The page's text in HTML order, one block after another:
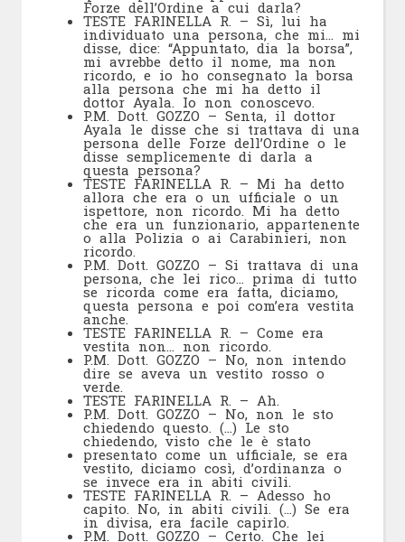
Forze dell’Ordine a cui darla?
TESTE FARINELLA R. – Sì, lui ha
individuato una persona, che mi… mi
disse, dice: “Appuntato, dia la borsa”,
mi avrebbe detto il nome, ma non
ricordo, e io ho consegnato la borsa
alla persona che mi ha detto il
dottor Ayala. Io non conoscevo.
P.M. Dott. GOZZO – Senta, il dottor
Ayala le disse che si trattava di una
persona delle Forze dell’Ordine o le
disse semplicemente di darla a
questa persona?
TESTE FARINELLA R. – Mi ha detto
allora che era o un ufficiale o un
ispettore, non ricordo. Mi ha detto
che era un funzionario, appartenente
o alla Polizia o ai Carabinieri, non
ricordo.
P.M. Dott. GOZZO – Si trattava di una
persona, che lei rico… prima di tutto
se ricorda come era fatta, diciamo,
questa persona e poi com’era vestita
anche.
TESTE FARINELLA R. – Come era
vestita non… non ricordo.
P.M. Dott. GOZZO – No, non intendo
dire se aveva un vestito rosso o
verde.
TESTE FARINELLA R. – Ah.
P.M. Dott. GOZZO – No, non le sto
chiedendo questo. (…) Le sto
chiedendo, visto che le è stato
presentato come un ufficiale, se era
vestito, diciamo così, d’ordinanza o
se invece era in abiti civili.
TESTE FARINELLA R. – Adesso ho
capito. No, in abiti civili. (…) Se era
in divisa, era facile capirlo.
P.M. Dott. GOZZO – Certo. Che lei